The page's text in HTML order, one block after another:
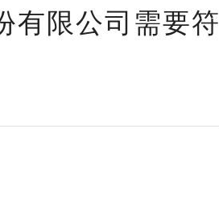
有限公司需要符